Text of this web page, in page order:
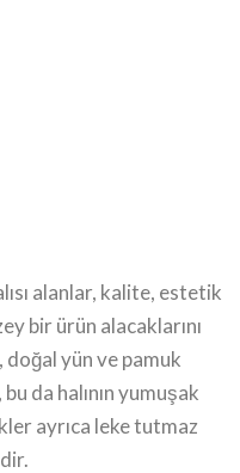
alanlar, kalite, estetik
bir ürün alacaklarını
doğal yün ve pamuk
da halının yumuşak
ayrıca leke tutmaz